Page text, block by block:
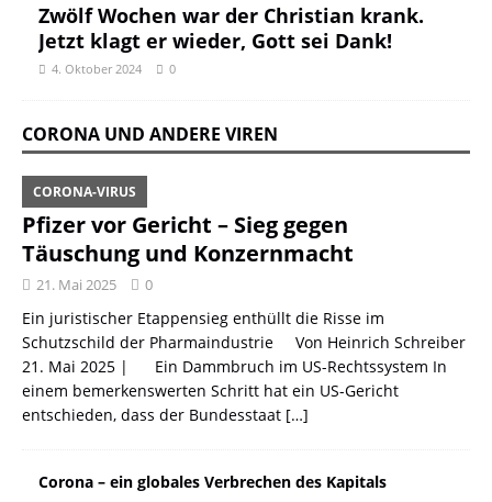
Zwölf Wochen war der Christian krank.
Jetzt klagt er wieder, Gott sei Dank!
4. Oktober 2024 0
CORONA UND ANDERE VIREN
Pfizer vor Gericht – Sieg gegen
Täuschung und Konzernmacht
CORONA-VIRUS
21. Mai 2025 0
Ein juristischer Etappensieg enthüllt die Risse im
Schutzschild der Pharmaindustrie Von Heinrich Schreiber
21. Mai 2025 | Ein Dammbruch im US-Rechtssystem In
einem bemerkenswerten Schritt hat ein US-Gericht
entschieden, dass der Bundesstaat […]
Corona – ein globales Verbrechen des Kapitals